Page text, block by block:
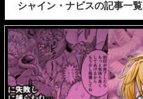
シャイン・ナビスの記事一覧